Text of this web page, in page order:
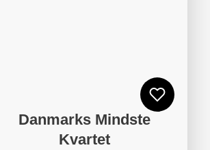
Danmarks Mindste
Kvartet